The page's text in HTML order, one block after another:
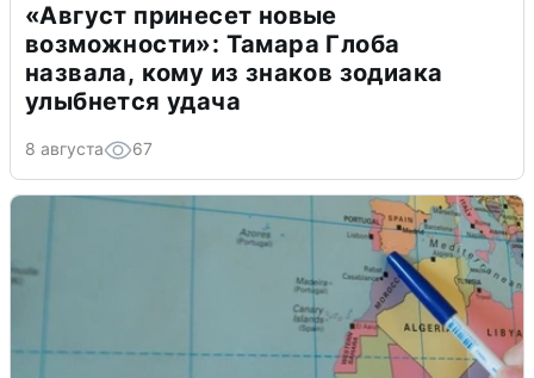
«Август принесет новые
возможности»: Тамара Глоба
назвала, кому из знаков зодиака
улыбнется удача
8 августа 67